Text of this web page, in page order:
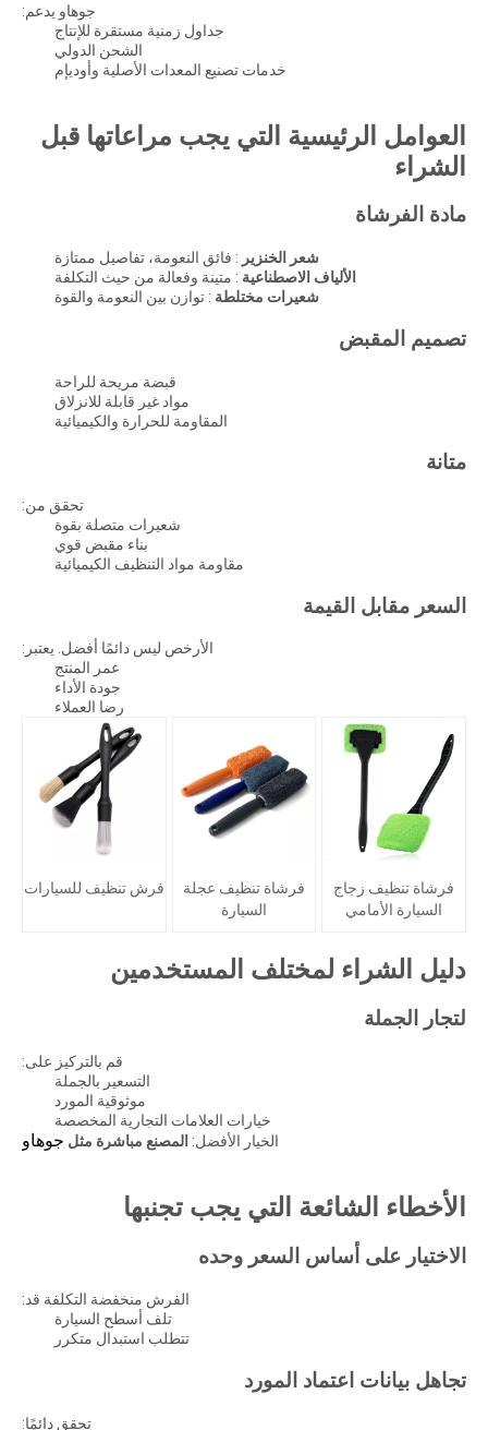
جوهاو يدعم:
جداول زمنية مستقرة للإنتاج
الشحن الدولي
خدمات تصنيع المعدات الأصلية وأوديإم
العوامل الرئيسية التي يجب مراعاتها قبل
الشراء
مادة الفرشاة
شعر الخنزير : فائق النعومة، تفاصيل ممتازة
الألياف الاصطناعية : متينة وفعالة من حيث التكلفة
شعيرات مختلطة : توازن بين النعومة والقوة
تصميم المقبض
قبضة مريحة للراحة
مواد غير قابلة للانزلاق
المقاومة للحرارة والكيميائية
متانة
تحقق من:
شعيرات متصلة بقوة
بناء مقبض قوي
مقاومة مواد التنظيف الكيميائية
السعر مقابل القيمة
الأرخص ليس دائمًا أفضل. يعتبر:
عمر المنتج
جودة الأداء
رضا العملاء
فرشاة تنظيف زجاج
السيارة الأمامي
فرشاة تنظيف عجلة
السيارة
فرش تنظيف للسيارات
دليل الشراء لمختلف المستخدمين
لتجار الجملة
قم بالتركيز على:
التسعير بالجملة
موثوقية المورد
خيارات العلامات التجارية المخصصة
الخيار الأفضل: المصنع مباشرة مثل جوهاو
الأخطاء الشائعة التي يجب تجنبها
الاختيار على أساس السعر وحده
الفرش منخفضة التكلفة قد:
تلف أسطح السيارة
تتطلب استبدال متكرر
تجاهل بيانات اعتماد المورد
تحقق دائمًا: